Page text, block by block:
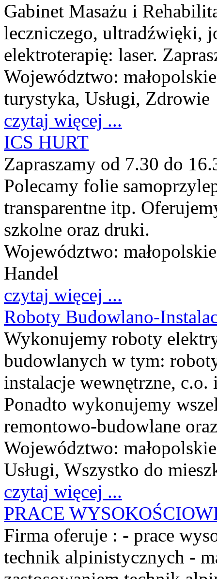
Gabinet Masażu i
leczniczego, ultradźwięki,
elektroterapię: laser.
Województwo: małopolskie
turystyka, Usługi, Zdrowie
czytaj więcej ...
ICS HURT
Zapraszamy od 7.30 do
Polecamy folie
transparentne itp.
szkolne oraz druki.
Województwo: małopolskie
Handel
czytaj więcej ...
Roboty Budowlano-
Wykonujemy roboty
budowlanych w tym:
instalacje wewnętrzne,
Ponadto wykonujemy
remontowo-budowlane
Województwo: małopolskie
Usługi, Wszystko do
czytaj więcej ...
PRACE
Firma oferuje : - prace
technik alpinistycznych -